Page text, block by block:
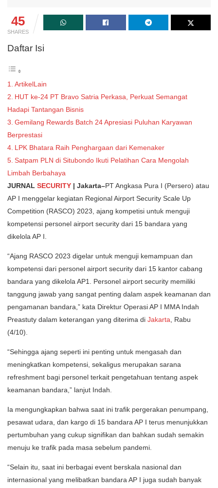
45
SHARES
Daftar Isi
ArtikelLain
HUT ke-24 PT Bravo Satria Perkasa, Perkuat Semangat
Hadapi Tantangan Bisnis
Gemilang Rewards Batch 24 Apresiasi Puluhan Karyawan
Berprestasi
LPK Bhatara Raih Penghargaan dari Kemenaker
Satpam PLN di Situbondo Ikuti Pelatihan Cara Mengolah
Limbah Berbahaya
JURNAL SECURITY | Jakarta–PT Angkasa Pura I (Persero) atau
AP I menggelar kegiatan Regional Airport Security Scale Up
Competition (RASCO) 2023, ajang kompetisi untuk menguji
kompetensi personel airport security dari 15 bandara yang
dikelola AP I.
“Ajang RASCO 2023 digelar untuk menguji kemampuan dan
kompetensi dari personel airport security dari 15 kantor cabang
bandara yang dikelola AP1. Personel airport security memiliki
tanggung jawab yang sangat penting dalam aspek keamanan dan
pengamanan bandara,” kata Direktur Operasi AP I MMA Indah
Preastuty dalam keterangan yang diterima di Jakarta, Rabu
(4/10).
“Sehingga ajang seperti ini penting untuk mengasah dan
meningkatkan kompetensi, sekaligus merupakan sarana
refreshment bagi personel terkait pengetahuan tentang aspek
keamanan bandara,” lanjut Indah.
Ia mengungkapkan bahwa saat ini trafik pergerakan penumpang,
pesawat udara, dan kargo di 15 bandara AP I terus menunjukkan
pertumbuhan yang cukup signifikan dan bahkan sudah semakin
menuju ke trafik pada masa sebelum pandemi.
“Selain itu, saat ini berbagai event berskala nasional dan
internasional yang melibatkan bandara AP I juga sudah banyak